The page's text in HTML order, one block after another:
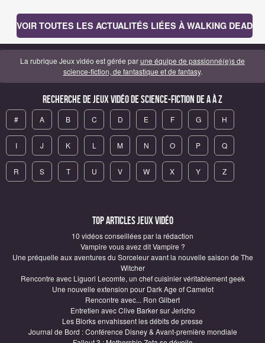
VOIR TOUTES LES ACTUALITÉS LIÉES À WALKING DEAD
La rubrique Jeux vidéo est gérée parune équipe de passionné(e)s de
science-fiction, de fantastique et de fantasy.
Recherche de Jeux vidéo de science-fiction de A à Z
# A B C D E F G H
I J K L M N O P Q
R S T U V W X Y Z
Top articles Jeux vidéo
10 vidéos conseillées par la rédaction
Vampire vous avez dit Vampire ?
Une préquelle aux aventures du Sorceleur avant la nouvelle saison de The
Witcher
Rencontre avec Liguori Lecomte, un chef cuisinier véritablement geek
Une nouvelle extension pour Dark Age of Camelot
Rencontre avec... Ron Gilbert
Entretien avec Clive Barker sur Jericho
Les Blorks envahissent les débits de presse
Journal de Bord : Conférence Disney & Avant-première mondiale